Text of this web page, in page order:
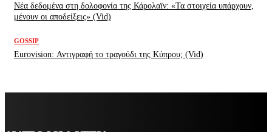
Νέα δεδομένα στη δολοφονία της Κάρολαϊν: «Τα στοιχεία υπάρχουν,
μένουν οι αποδείξεις» (Vid)
GOSSIP
Eurovision: Αντιγραφή το τραγούδι της Κύπρου; (Vid)